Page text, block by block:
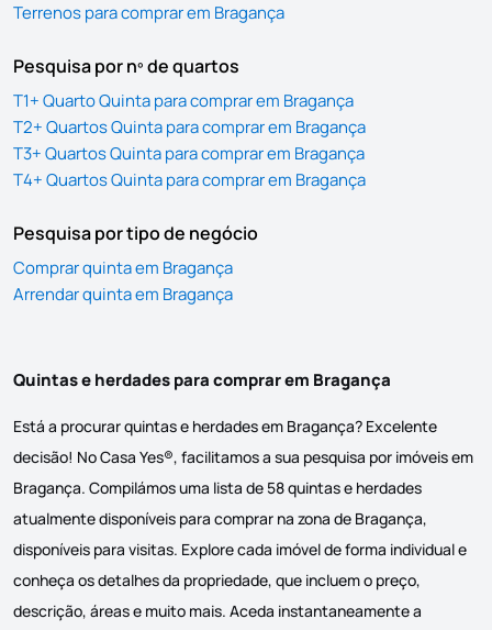
Terrenos para comprar em Bragança
Pesquisa por nº de quartos
T1+ Quarto Quinta para comprar em Bragança
T2+ Quartos Quinta para comprar em Bragança
T3+ Quartos Quinta para comprar em Bragança
T4+ Quartos Quinta para comprar em Bragança
Pesquisa por tipo de negócio
Comprar quinta em Bragança
Arrendar quinta em Bragança
Quintas e herdades para comprar em Bragança
Está a procurar quintas e herdades em Bragança? Excelente
decisão! No Casa Yes®, facilitamos a sua pesquisa por imóveis em
Bragança. Compilámos uma lista de 58 quintas e herdades
atualmente disponíveis para comprar na zona de Bragança,
disponíveis para visitas. Explore cada imóvel de forma individual e
conheça os detalhes da propriedade, que incluem o preço,
descrição, áreas e muito mais. Aceda instantaneamente a